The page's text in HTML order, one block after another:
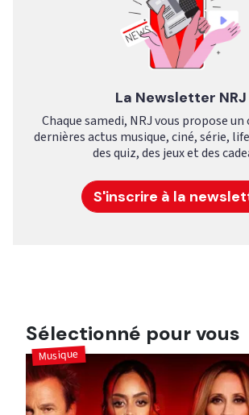
La Newsletter NRJ
Chaque samedi, NRJ vous propose un
dernières actus musique, ciné, série,
des quiz, des jeux et des
S'inscrire à la
Sélectionné pour vous
Musique